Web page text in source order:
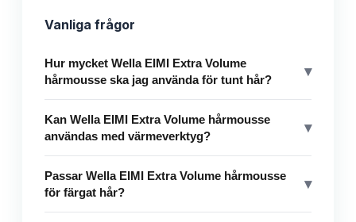
Vanliga frågor
Hur mycket Wella EIMI Extra Volume
hårmousse ska jag använda för tunt hår?
▾
Kan Wella EIMI Extra Volume hårmousse
användas med värmeverktyg?
▾
Passar Wella EIMI Extra Volume hårmousse
för färgat hår?
▾